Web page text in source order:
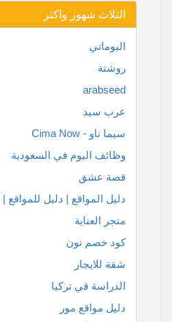
الثلاث شهور واكثر
البوماتي
روشتة
arabseed
عرب سيد
سيما ناو - Cima Now
وظائف اليوم في السعودية
قصة عشق
دليل المواقع | دليل
متجر العناية
كود خصم نون
شقة للايجار
الدراسة في تركيا
دليل مواقع مور